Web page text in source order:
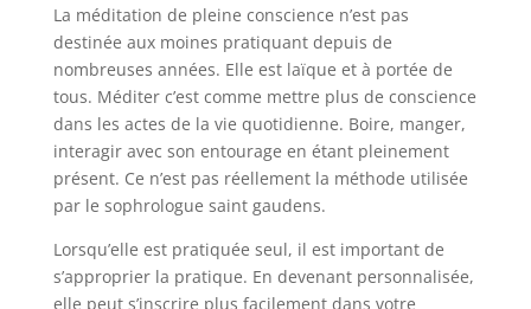
La méditation de pleine conscience n’est pas
destinée aux moines pratiquant depuis de
nombreuses années. Elle est laïque et à portée de
tous. Méditer c’est comme mettre plus de conscience
dans les actes de la vie quotidienne. Boire, manger,
interagir avec son entourage en étant pleinement
présent. Ce n’est pas réellement la méthode utilisée
par le sophrologue saint gaudens.
Lorsqu’elle est pratiquée seul, il est important de
s’approprier la pratique. En devenant personnalisée,
elle peut s’inscrire plus facilement dans votre